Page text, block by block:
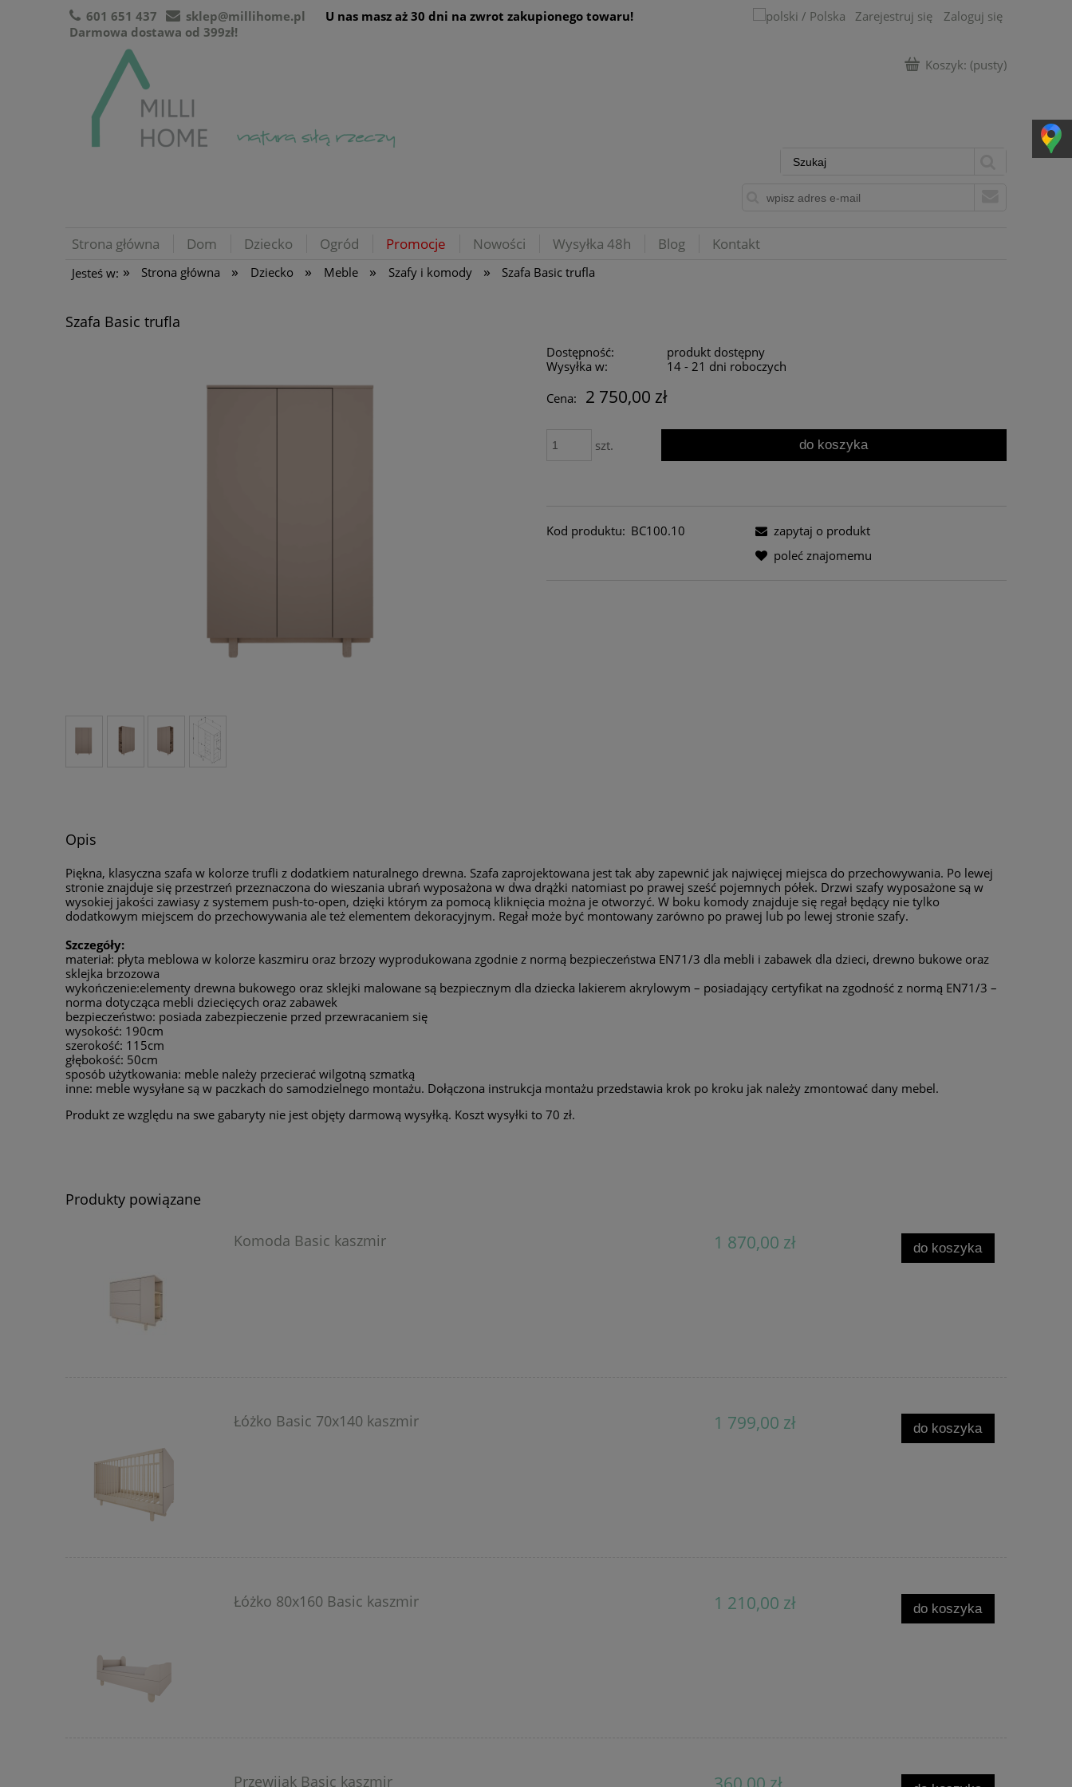
601 651 437
sklep@millihome.pl
Darmowa dostawa od 399zł!
U nas masz aż 30 dni na zwrot zakupionego towaru! Zarejestruj się Zaloguj się
Koszyk: (pusty)
Strona główna Dom Dziecko Ogród Promocje Nowości Wysyłka 48h Blog Kontakt
Jesteś w: » Strona główna » Dziecko » Meble » Szafy i komody » Szafa Basic trufla
Szafa Basic trufla
Dostępność:
produkt dostępny
Wysyłka w:
14 - 21 dni roboczych
Cena:
2 750,00 zł
szt. do koszyka
Kod produktu: BC100.10
zapytaj o produkt
poleć znajomemu
Opis
Piękna, klasyczna szafa w kolorze trufli z dodatkiem naturalnego drewna. Szafa zaprojektowana jest tak aby zapewnić jak najwięcej miejsca do przechowywania. Po lewej
stronie znajduje się przestrzeń przeznaczona do wieszania ubrań wyposażona w dwa drążki natomiast po prawej sześć pojemnych półek. Drzwi szafy wyposażone są w
wysokiej jakości zawiasy z systemem push-to-open, dzięki którym za pomocą kliknięcia można je otworzyć. W boku komody znajduje się regał będący nie tylko
dodatkowym miejscem do przechowywania ale też elementem dekoracyjnym. Regał może być montowany zarówno po prawej lub po lewej stronie szafy.
Szczegóły:
materiał: płyta meblowa w kolorze kaszmiru oraz brzozy wyprodukowana zgodnie z normą bezpieczeństwa EN71/3 dla mebli i zabawek dla dzieci, drewno bukowe oraz
sklejka brzozowa
wykończenie:elementy drewna bukowego oraz sklejki malowane są bezpiecznym dla dziecka lakierem akrylowym – posiadający certyfikat na zgodność z normą EN71/3 –
norma dotycząca mebli dziecięcych oraz zabawek
bezpieczeństwo: posiada zabezpieczenie przed przewracaniem się
wysokość: 190cm
szerokość: 115cm
głębokość: 50cm
sposób użytkowania: meble należy przecierać wilgotną szmatką
inne: meble wysyłane są w paczkach do samodzielnego montażu. Dołączona instrukcja montażu przedstawia krok po kroku jak należy zmontować dany mebel.
Produkt ze względu na swe gabaryty nie jest objęty darmową wysyłką. Koszt wysyłki to 70 zł.
Produkty powiązane
Komoda Basic kaszmir 1 870,00 zł do koszyka
Łóżko Basic 70x140 kaszmir 1 799,00 zł do koszyka
Łóżko 80x160 Basic kaszmir 1 210,00 zł do koszyka
Przewijak Basic kaszmir